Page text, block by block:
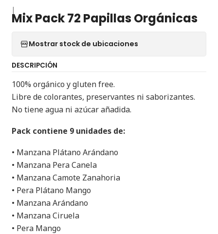
|
Mix Pack 72 Papillas Orgánicas
Mostrar stock de ubicaciones
DESCRIPCIÓN
100% orgánico y gluten free.
Libre de colorantes, preservantes ni saborizantes.
No tiene agua ni azúcar añadida.
Pack contiene 9 unidades de:
• Manzana Plátano Arándano
• Manzana Pera Canela
• Manzana Camote Zanahoria
• Pera Plátano Mango
• Manzana Arándano
• Manzana Ciruela
• Pera Mango